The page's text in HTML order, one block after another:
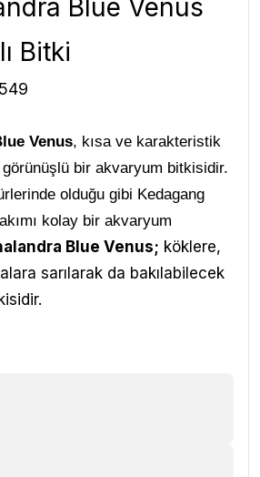
Blue Venus
Bitki
Venus, kısa ve karakteristik
bir akvaryum bitkisidir.
olduğu gibi Kedagang
kolay bir akvaryum
Blue Venus; köklere,
sarılarak da bakılabilecek